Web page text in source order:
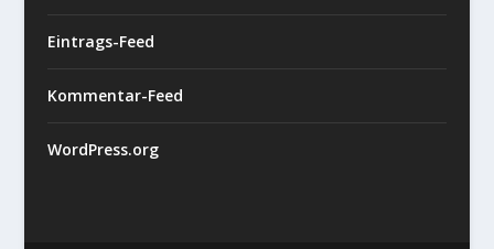
Eintrags-Feed
Kommentar-Feed
WordPress.org